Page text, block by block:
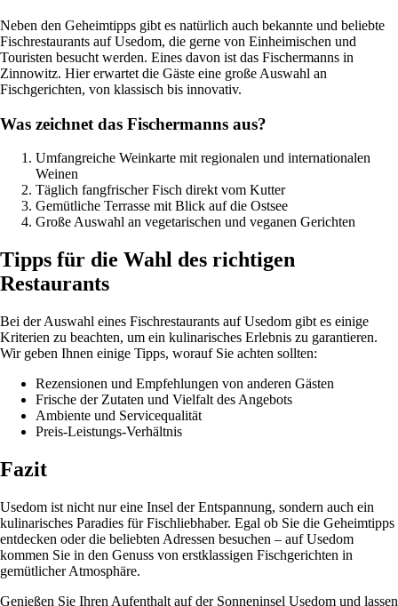
Neben den Geheimtipps gibt es natürlich auch bekannte und beliebte
Fischrestaurants auf Usedom, die gerne von Einheimischen und
Touristen besucht werden. Eines davon ist das Fischermanns in
Zinnowitz. Hier erwartet die Gäste eine große Auswahl an
Fischgerichten, von klassisch bis innovativ.
Was zeichnet das Fischermanns aus?
Umfangreiche Weinkarte mit regionalen und internationalen
Weinen
Täglich fangfrischer Fisch direkt vom Kutter
Gemütliche Terrasse mit Blick auf die Ostsee
Große Auswahl an vegetarischen und veganen Gerichten
Tipps für die Wahl des richtigen
Restaurants
Bei der Auswahl eines Fischrestaurants auf Usedom gibt es einige
Kriterien zu beachten, um ein kulinarisches Erlebnis zu garantieren.
Wir geben Ihnen einige Tipps, worauf Sie achten sollten:
Rezensionen und Empfehlungen von anderen Gästen
Frische der Zutaten und Vielfalt des Angebots
Ambiente und Servicequalität
Preis-Leistungs-Verhältnis
Fazit
Usedom ist nicht nur eine Insel der Entspannung, sondern auch ein
kulinarisches Paradies für Fischliebhaber. Egal ob Sie die Geheimtipps
entdecken oder die beliebten Adressen besuchen – auf Usedom
kommen Sie in den Genuss von erstklassigen Fischgerichten in
gemütlicher Atmosphäre.
Genießen Sie Ihren Aufenthalt auf der Sonneninsel Usedom und lassen